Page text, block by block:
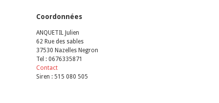
Coordonnées
ANQUETIL Julien
62 Rue des sables
37530 Nazelles Negron
Tel : 0676335871
Contact
Siren : 515 080 505